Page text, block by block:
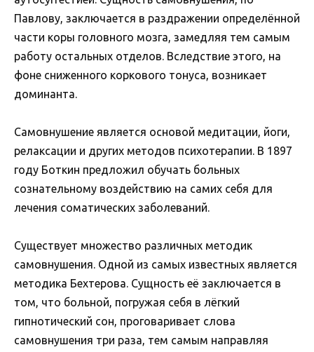
Павлову, заключается в раздражении определённой
части коры головного мозга, замедляя тем самым
работу остальных отделов. Вследствие этого, на
фоне сниженного коркового тонуса, возникает
доминанта.
Самовнушение является основой медитации, йоги,
релаксации и других методов психотерапии. В 1897
году Боткин предложил обучать больных
сознательному воздействию на самих себя для
лечения соматических заболеваний.
Существует множество различных методик
самовнушения. Одной из самых известных является
методика Бехтерова. Сущность её заключается в
том, что больной, погружая себя в лёгкий
гипнотический сон, проговаривает слова
самовнушения три раза, тем самым направляя